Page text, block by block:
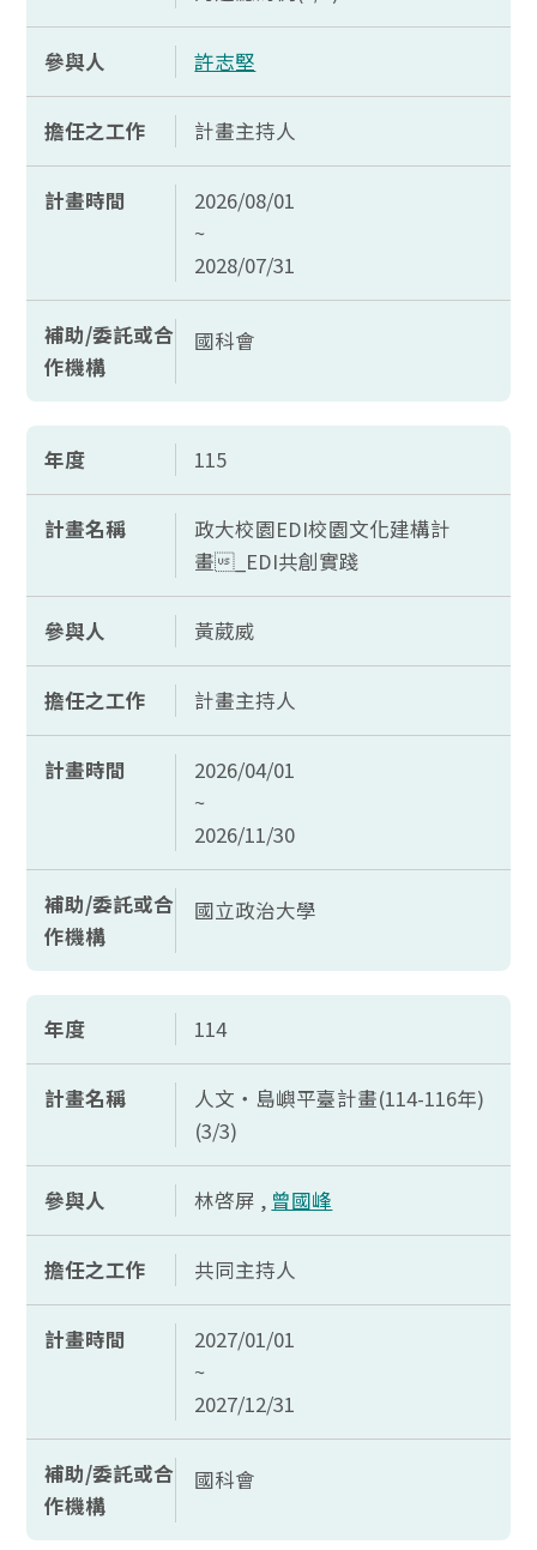
參與人 許志堅
擔任之工作 計畫主持人
計畫時間
2026/08/01
~
2028/07/31
補助/委託或合
作機構
國科會
年度 115
計畫名稱
政大校園EDI校園文化建構計
畫_EDI共創實踐
參與人 黃葳威
擔任之工作 計畫主持人
計畫時間
2026/04/01
~
2026/11/30
補助/委託或合
作機構
國立政治大學
年度 114
計畫名稱
人文‧島嶼平臺計畫(114-116年)
(3/3)
參與人 林啓屏 , 曾國峰
擔任之工作 共同主持人
計畫時間
2027/01/01
~
2027/12/31
補助/委託或合
作機構
國科會